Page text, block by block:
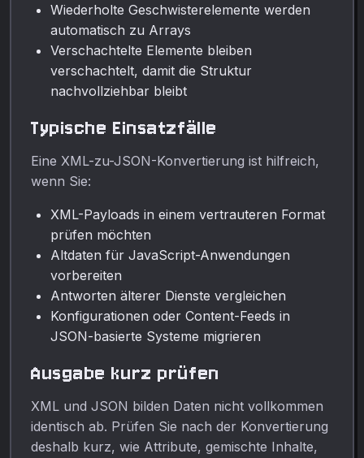
Wiederholte Geschwisterelemente werden
automatisch zu Arrays
Verschachtelte Elemente bleiben
verschachtelt, damit die Struktur
nachvollziehbar bleibt
Typische Einsatzfälle
Eine XML-zu-JSON-Konvertierung ist hilfreich,
wenn Sie:
XML-Payloads in einem vertrauteren Format
prüfen möchten
Altdaten für JavaScript-Anwendungen
vorbereiten
Antworten älterer Dienste vergleichen
Konfigurationen oder Content-Feeds in
JSON-basierte Systeme migrieren
Ausgabe kurz prüfen
XML und JSON bilden Daten nicht vollkommen
identisch ab. Prüfen Sie nach der Konvertierung
deshalb kurz, wie Attribute, gemischte Inhalte,